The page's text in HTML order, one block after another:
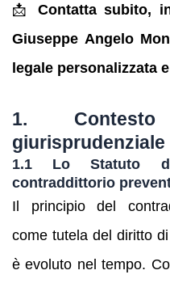
📩 Contatta subito,
Giuseppe Angelo
legale personalizzata
1.
giurisprudenziale
1.1 Lo Statuto
contraddittorio
Il principio del
come tutela del diritto
è evoluto nel tempo.